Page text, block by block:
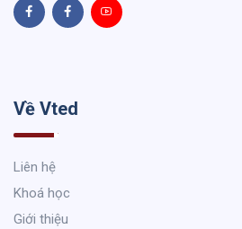
Về Vted
Liên hệ
Khoá học
Giới thiệu